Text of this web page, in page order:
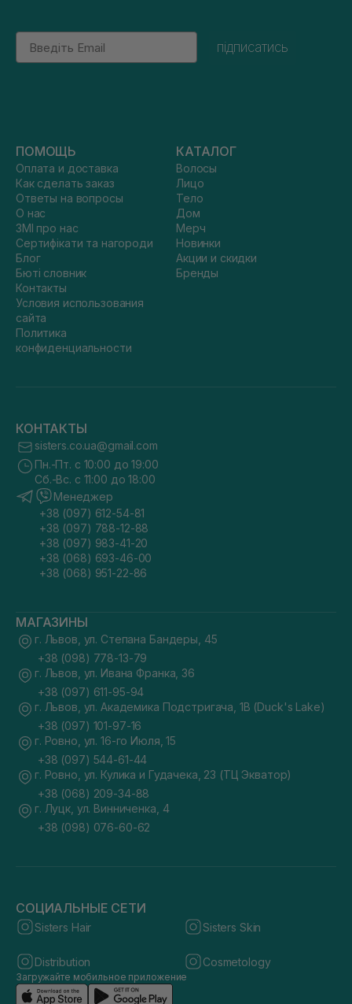
Email
підписатись
ПОМОЩЬ
Оплата и доставка
Как сделать заказ
Ответы на вопросы
О нас
ЗМІ про нас
Сертифікати та нагороди
Блог
Бюті словник
Контакты
Условия использования
сайта
Политика
конфиденциальности
КАТАЛОГ
Волосы
Лицо
Тело
Дом
Мерч
Новинки
Акции и скидки
Бренды
КОНТАКТЫ
sisters.co.ua@gmail.com
Пн.-Пт. с 10:00 до 19:00
Сб.-Вс. с 11:00 до 18:00
Менеджер
+38 (097) 612-54-81
+38 (097) 788-12-88
+38 (097) 983-41-20
+38 (068) 693-46-00
+38 (068) 951-22-86
МАГАЗИНЫ
г. Львов, ул. Степана Бандеры, 45
+38 (098) 778-13-79
г. Львов, ул. Ивана Франка, 36
+38 (097) 611-95-94
г. Львов, ул. Академика Подстригача, 1В (Duck's Lake)
+38 (097) 101-97-16
г. Ровно, ул. 16-го Июля, 15
+38 (097) 544-61-44
г. Ровно, ул. Кулика и Гудачека, 23 (ТЦ Экватор)
+38 (068) 209-34-88
г. Луцк, ул. Винниченка, 4
+38 (098) 076-60-62
СОЦИАЛЬНЫЕ СЕТИ
Sisters Hair Sisters Skin
Distribution Cosmetology
Загружайте мобильное приложение